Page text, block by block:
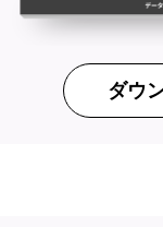
ダウ